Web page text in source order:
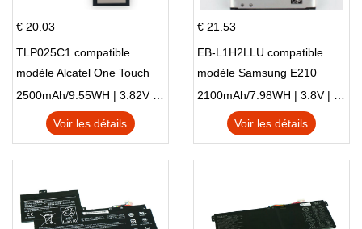
€ 20.03
TLP025C1 compatible
modèle Alcatel One Touch
Pop 4 Plus OT-5056D
2500mAh/9.55WH | 3.82V | Li-ion ...
Voir les détails
€ 21.53
EB-L1H2LLU compatible
modèle Samsung E210
E210K i939
2100mAh/7.98WH | 3.8V | Li-ion ...
Voir les détails